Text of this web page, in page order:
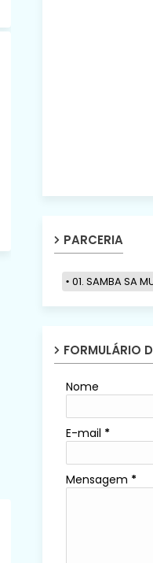
PARCERIA
01. SAMBA SA
FORMULÁRIO
Nome
E-mail *
Mensagem *